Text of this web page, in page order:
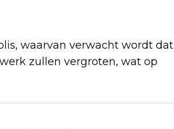
waarvan verwacht wordt dat
zullen vergroten, wat op